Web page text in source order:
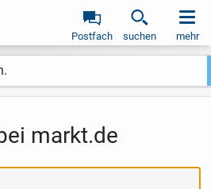
Postfach suchen mehr
markt.de